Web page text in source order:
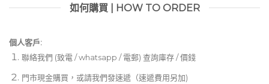
如何購買 | HOW TO ORDER
個人客戶:
聯絡我們 (致電 / whatsapp / 電郵) 查詢庫存 / 價錢
門市現金購買，或請我們發速遞（速遞費用另加)